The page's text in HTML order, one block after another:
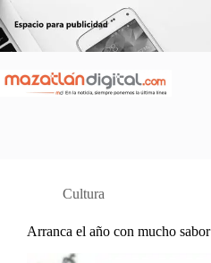
Saltar
al
contenido
Cultura
Arranca el año con mucho sabor